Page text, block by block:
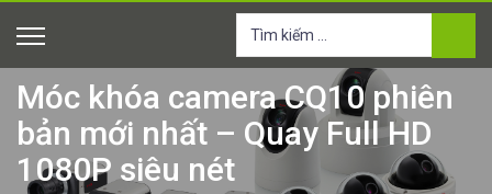
Tìm
Móc khóa camera CQ10 phiên
bản mới nhất – Quay Full HD
1080P siêu nét